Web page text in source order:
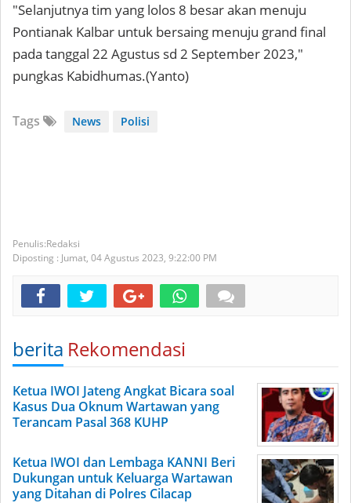
"Selanjutnya tim yang lolos 8 besar akan menuju
Pontianak Kalbar untuk bersaing menuju grand final
pada tanggal 22 Agustus sd 2 September 2023,"
pungkas Kabidhumas.(Yanto)
Tags News Polisi
Redaksi
Diposting : Jumat, 04 Agustus 2023, 9:22:00 PM
berita Rekomendasi
Ketua IWOI Jateng Angkat Bicara soal
Kasus Dua Oknum Wartawan yang
Terancam Pasal 368 KUHP
Ketua IWOI dan Lembaga KANNI Beri
Dukungan untuk Keluarga Wartawan
yang Ditahan di Polres Cilacap